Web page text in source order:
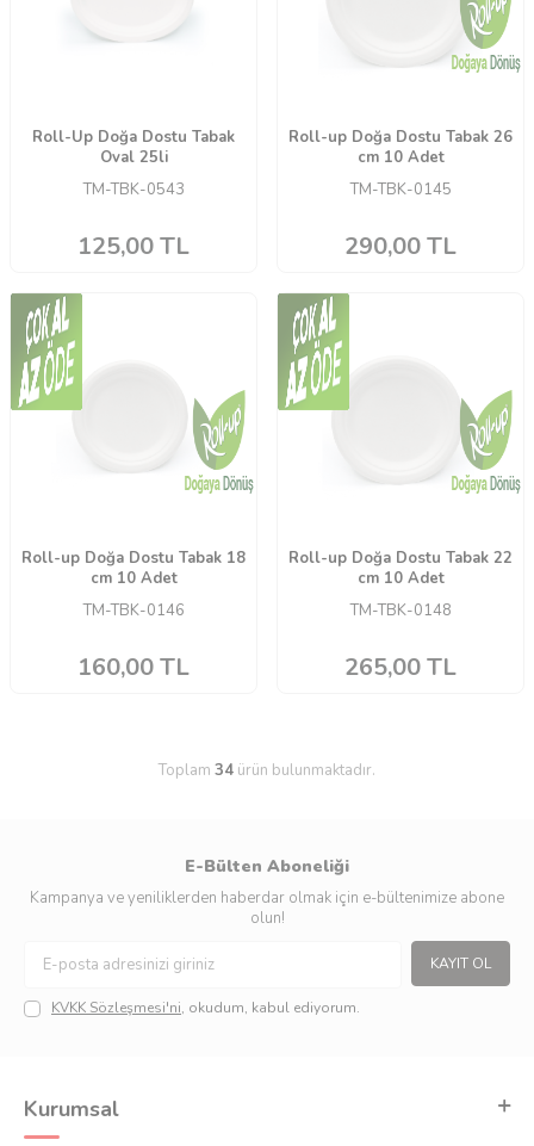
Roll-Up Doğa Dostu Tabak
Oval 25li
TM-TBK-0543
125,00TL
Roll-up Doğa Dostu Tabak 26
cm 10 Adet
TM-TBK-0145
290,00TL
Roll-up Doğa Dostu Tabak 18
cm 10 Adet
TM-TBK-0146
160,00TL
Roll-up Doğa Dostu Tabak 22
cm 10 Adet
TM-TBK-0148
265,00TL
Toplam 34 ürün bulunmaktadır.
E-Bülten Aboneliği
Kampanya ve yeniliklerden haberdar olmak için e-bültenimize abone
olun!
KAYIT OL
KVKK Sözleşmesi'ni, okudum, kabul ediyorum.
Kurumsal